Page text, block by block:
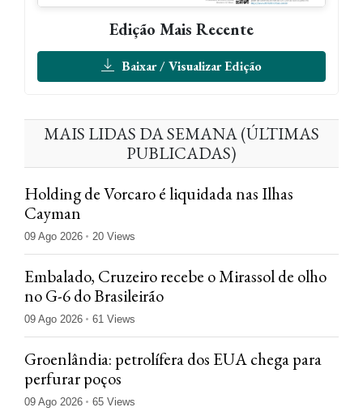
Edição Mais Recente
Baixar / Visualizar Edição
MAIS LIDAS DA SEMANA (ÚLTIMAS
PUBLICADAS)
Holding de Vorcaro é liquidada nas Ilhas
Cayman
09 Ago 2026 20 Views
Embalado, Cruzeiro recebe o Mirassol de olho
no G-6 do Brasileirão
09 Ago 2026 61 Views
Groenlândia: petrolífera dos EUA chega para
perfurar poços
09 Ago 2026 65 Views